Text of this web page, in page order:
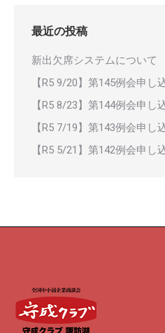
最近の投稿
新出欠席システムについて
【R5 9/20】第145例会申し
【R5 8/23】第144例会申し
【R5 7/19】第143例会申し
【R5 5/21】第142例会申し